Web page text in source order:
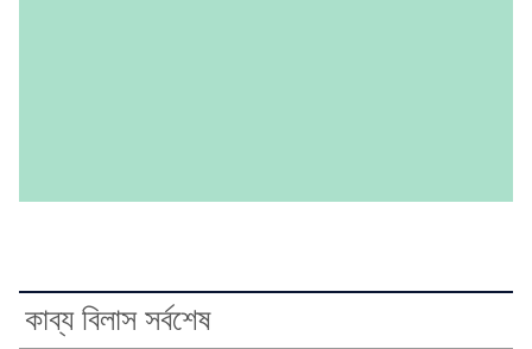
কাব্য বিলাস সর্বশেষ